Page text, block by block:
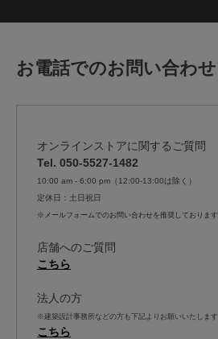
お電話でのお問い合わせ
オンラインストアに関するご質問
Tel. 050-5527-1482
10:00 am - 6:00 pm（12:00-13:00は除く）
定休日：土日祝日
※メールフォームでのお問い合わせを推奨しております
店舗へのご質問
こちら
法人の方
※建築設計事務所などの方も下記よりお願いいたします
こちら